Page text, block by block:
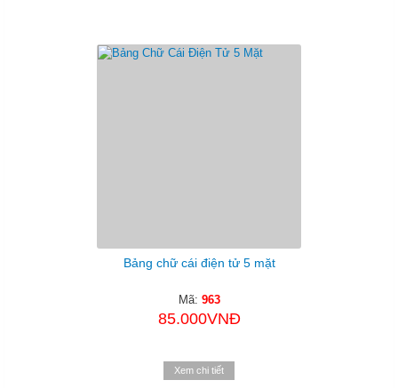
Bảng chữ cái điện tử 5 mặt
Mã: 963
85.000VNĐ
Xem chi tiết